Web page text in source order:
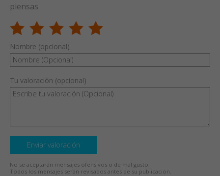
piensas
Nombre (opcional)
Tu valoración (opcional)
Enviar valoración
No se aceptarán mensajes ofensivos o de mal gusto.
Todos los mensajes serán revisados antes de su publicación.